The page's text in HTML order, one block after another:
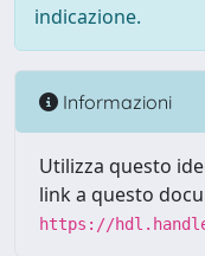
indicazione.
Informazioni
Utilizza questo
link a questo
https://